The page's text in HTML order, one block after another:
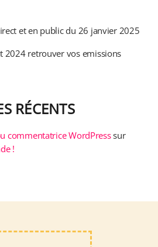
et en public du 26 janvier 2025
2024 retrouver vos emissions
RÉCENTS
commentatrice WordPresssur
!